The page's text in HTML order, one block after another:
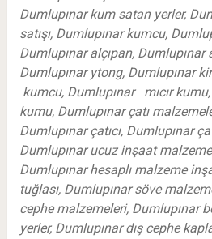
Dumlupınar kum satan yerler,
satışı, Dumlupınar kumcu,
Dumlupınar alçıpan, Dumlupınar
Dumlupınar ytong, Dumlupınar
kumcu, Dumlupınar mıcır
kumu, Dumlupınar çatı
Dumlupınar çatıcı, Dumlupınar
Dumlupınar ucuz inşaat
Dumlupınar hesaplı malzeme
tuğlası, Dumlupınar söve
cephe malzemeleri, Dumlupınar
yerler, Dumlupınar dış cephe